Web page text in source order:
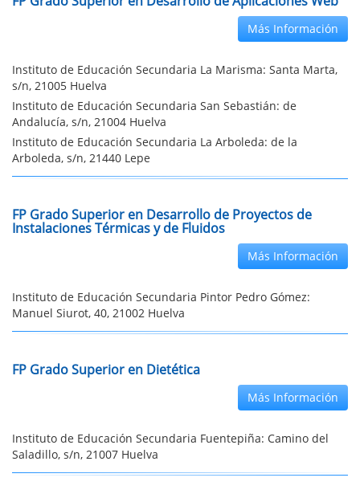
Más Información
Instituto de Educación Secundaria La Marisma: Santa Marta,
s/n, 21005 Huelva
Instituto de Educación Secundaria San Sebastián: de
Andalucía, s/n, 21004 Huelva
Instituto de Educación Secundaria La Arboleda: de la
Arboleda, s/n, 21440 Lepe
FP Grado Superior en Desarrollo de Proyectos de
Instalaciones Térmicas y de Fluidos
Más Información
Instituto de Educación Secundaria Pintor Pedro Gómez:
Manuel Siurot, 40, 21002 Huelva
FP Grado Superior en Dietética
Más Información
Instituto de Educación Secundaria Fuentepiña: Camino del
Saladillo, s/n, 21007 Huelva